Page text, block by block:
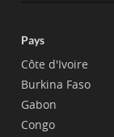
Pays
Côte d'Ivoire
Burkina Faso
Gabon
Congo